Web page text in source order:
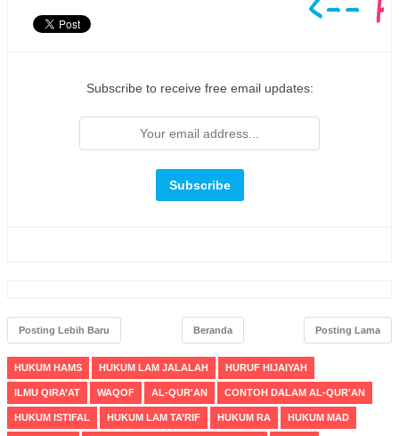
Subscribe to receive free email updates:
Posting Lebih Baru Posting Lama
Beranda
HUKUM HAMS HUKUM LAM JALALAH HURUF HIJAIYAH
ILMU QIRA’AT WAQOF AL-QUR'AN CONTOH DALAM AL-QUR'AN
HUKUM ISTIFAL HUKUM LAM TA’RIF HUKUM RA HUKUM MAD